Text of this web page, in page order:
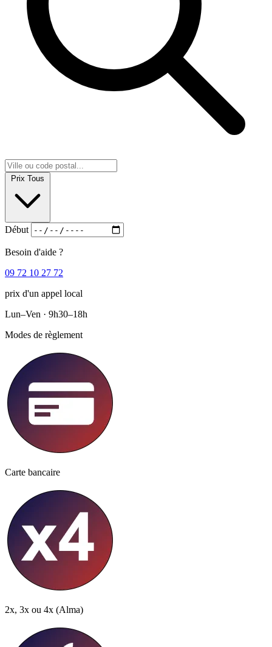
Prix Tous
Début
Besoin d'aide ?
09 72 10 27 72
prix d'un appel local
Lun–Ven · 9h30–18h
Modes de règlement
Carte bancaire
2x, 3x ou 4x (Alma)